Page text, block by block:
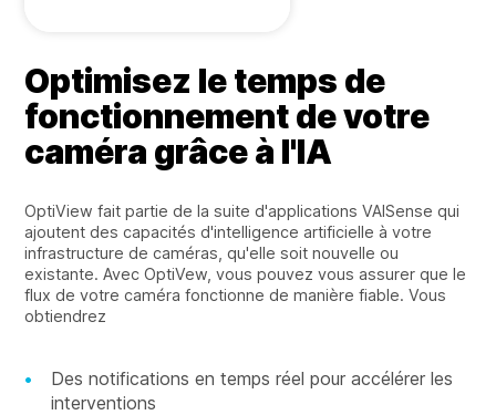
Optimisez le temps de
fonctionnement de votre
caméra grâce à l'IA
OptiView fait partie de la suite d'applications VAISense qui
ajoutent des capacités d'intelligence artificielle à votre
infrastructure de caméras, qu'elle soit nouvelle ou
existante. Avec OptiVew, vous pouvez vous assurer que le
flux de votre caméra fonctionne de manière fiable. Vous
obtiendrez
Des notifications en temps réel pour accélérer les
interventions